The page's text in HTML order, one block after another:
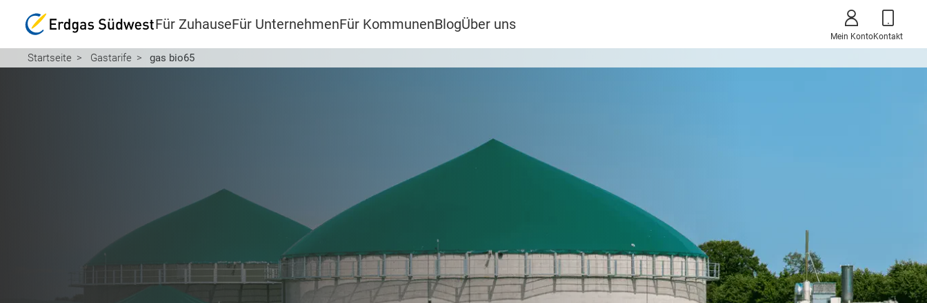
Für ZuhauseFür UnternehmenFür KommunenBlogÜber uns
Mein KontoKontakt
Startseite Gastarife gas bio65